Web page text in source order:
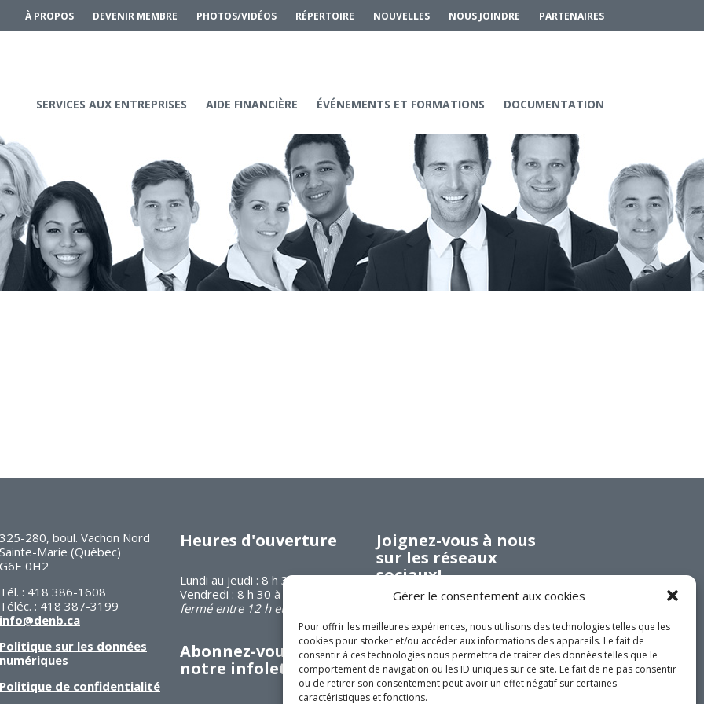
Gérer le consentement aux cookies
Pour offrir les meilleures expériences, nous utilisons des technologies telles que les
cookies pour stocker et/ou accéder aux informations des appareils. Le fait de
consentir à ces technologies nous permettra de traiter des données telles que le
comportement de navigation ou les ID uniques sur ce site. Le fait de ne pas consentir
ou de retirer son consentement peut avoir un effet négatif sur certaines
caractéristiques et fonctions.
Zones et parcs industriels
TARIFS AMÉRICAINS
Aide financière
Créavenir
Fonds locaux d’investissement et
de solidarité
Futurpreneur
À PROPOS DEVENIR MEMBRE PHOTOS/VIDÉOS RÉPERTOIRE NOUVELLES NOUS JOINDRE PARTENAIRES
SERVICES AUX ENTREPRISES AIDE FINANCIÈRE ÉVÉNEMENTS ET FORMATIONS DOCUMENTATION
325-280, boul. Vachon Nord
Sainte-Marie (Québec)
G6E 0H2
Tél. : 418 386-1608
Téléc. : 418 387-3199
info@denb.ca
Politique sur les données
numériques
Politique de confidentialité
Heures d'ouverture
Lundi au jeudi : 8 h 30 à 16 h 30
Vendredi : 8 h 30 à 12 h
fermé entre 12 h et 13 h
Abonnez-vous à
notre infolettre
Joignez-vous à nous
sur les réseaux
sociaux!
DEVENEZ MEMBRE